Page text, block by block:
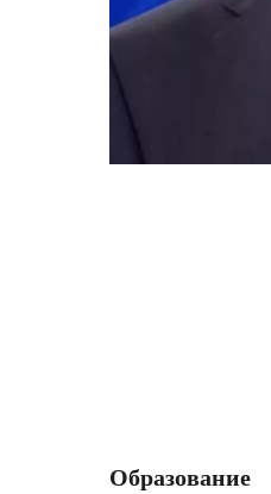
Образование